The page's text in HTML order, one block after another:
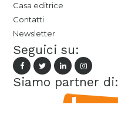
Casa editrice
Contatti
Newsletter
Seguici su:
Siamo partner di: